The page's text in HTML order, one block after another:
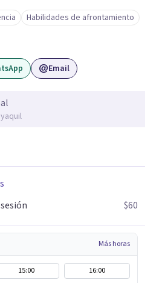
juntos para construir un
significativa, plena y
Habilidades de afrontamiento
Email
$60
Más horas
15:00
16:00